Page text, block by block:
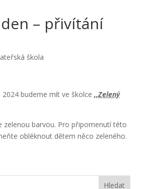
– přivítání
škola
2024 budeme mít ve školce ,,Zelený
zelenou barvou. Pro připomenutí této
obléknout dětem něco zeleného.